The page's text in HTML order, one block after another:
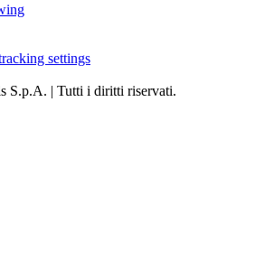
settings
S.p.A. | Tutti i diritti riservati.